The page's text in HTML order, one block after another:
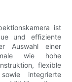
ist
und effiziente
Auswahl einer
wie hohe
flexible
integrierte